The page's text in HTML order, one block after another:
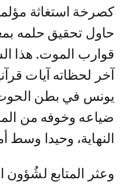
كصرخة استغاثة
حاول تحقيق حلمه
قوارب الموت. هذا
آخر لحظاته آيات
يونس في بطن
ضياعه وخوفه من
النهاية، وحيدا وسط
وعثر المتابع لشُؤون